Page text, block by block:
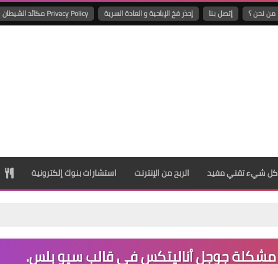
من نحن ؟ إتصل بنا إحذر فخ الإباحية و العادة السرية Privacy Policy مكائد الشيطان
كل شيء تقني مفيد الربح من الإنترنت استشارات بنوك إلكترونية
مشكلة جوجل أناليتكس في قالب سيو بلس.